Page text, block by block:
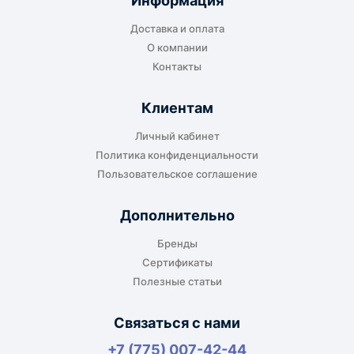
транспортной компании в городе получателя
или ближайшем доступном пункте выдачи.
До адреса клиента
Подходит, если нужно доставить
оборудование прямо на объект, склад,
габаритов груза.
Для крупногабаритных, тяжёлых или
Доставка и оплата
О компании
Контакты
Клиентам
Личный кабинет
Политика конфиденциальности
Пользовательское соглашение
Дополнительно
Бренды
Сертификаты
Полезные статьи
Связаться с нами
+7 (775) 007-42-44